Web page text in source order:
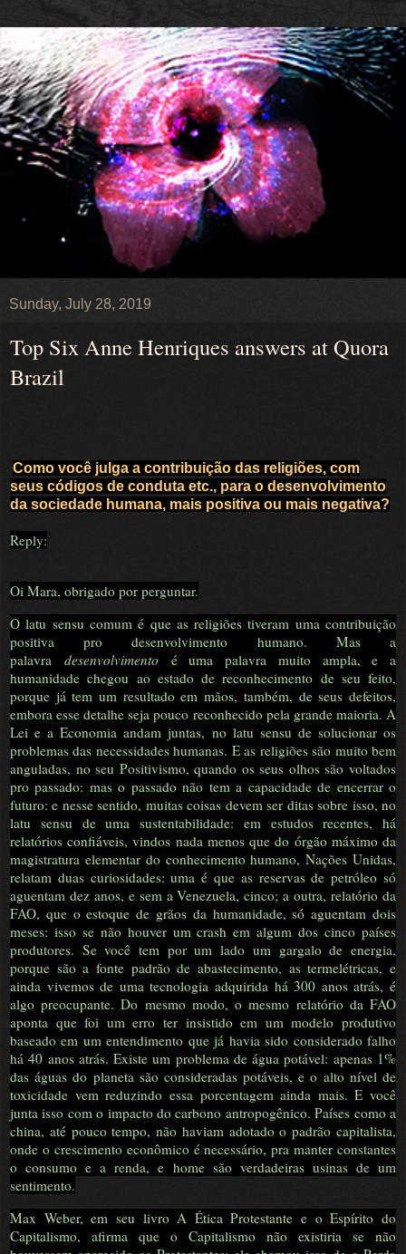
Sunday, July 28, 2019
Top Six Anne Henriques answers at Quora
Brazil
Como você julga a contribuição das religiões, com
seus códigos de conduta etc., para o desenvolvimento
da sociedade humana, mais positiva ou mais negativa?
Reply:
Oi Mara, obrigado por perguntar.
O latu sensu comum é que as religiões tiveram uma contribuição
positiva pro desenvolvimento humano. Mas a
palavra desenvolvimento é uma palavra muito ampla, e a
humanidade chegou ao estado de reconhecimento de seu feito,
porque já tem um resultado em mãos, também, de seus defeitos,
embora esse detalhe seja pouco reconhecido pela grande maioria. A
Lei e a Economia andam juntas, no latu sensu de solucionar os
problemas das necessidades humanas. E as religiões são muito bem
anguladas, no seu Positivismo, quando os seus olhos são voltados
pro passado: mas o passado não tem a capacidade de encerrar o
futuro: e nesse sentido, muitas coisas devem ser ditas sobre isso, no
latu sensu de uma sustentabilidade: em estudos recentes, há
relatórios confiáveis, vindos nada menos que do órgão máximo da
magistratura elementar do conhecimento humano, Nações Unidas,
relatam duas curiosidades: uma é que as reservas de petróleo só
aguentam dez anos, e sem a Venezuela, cinco; a outra, relatório da
FAO, que o estoque de grãos da humanidade, só aguentam dois
meses: isso se não houver um crash em algum dos cinco países
produtores. Se você tem por um lado um gargalo de energia,
porque são a fonte padrão de abastecimento, as termelétricas, e
ainda vivemos de uma tecnologia adquirida há 300 anos atrás, é
algo preocupante. Do mesmo modo, o mesmo relatório da FAO
aponta que foi um erro ter insistido em um modelo produtivo
baseado em um entendimento que já havia sido considerado falho
há 40 anos atrás. Existe um problema de água potável: apenas 1%
das águas do planeta são consideradas potáveis, e o alto nível de
toxicidade vem reduzindo essa porcentagem ainda mais. E você
junta isso com o impacto do carbono antropogênico. Países como a
china, até pouco tempo, não haviam adotado o padrão capitalista,
onde o crescimento econômico é necessário, pra manter constantes
o consumo e a renda, e home são verdadeiras usinas de um
sentimento.
Max Weber, em seu livro A Ética Protestante e o Espírito do
Capitalismo, afirma que o Capitalismo não existiria se não